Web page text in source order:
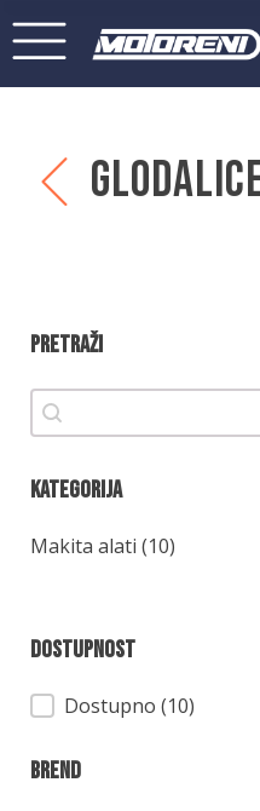
Pretraži
Pretraži
Pretraži
Kategorija
Kategorija
Makita alati (10)
Dostupnost
Dostupnost
Dostupno (10)
Brend